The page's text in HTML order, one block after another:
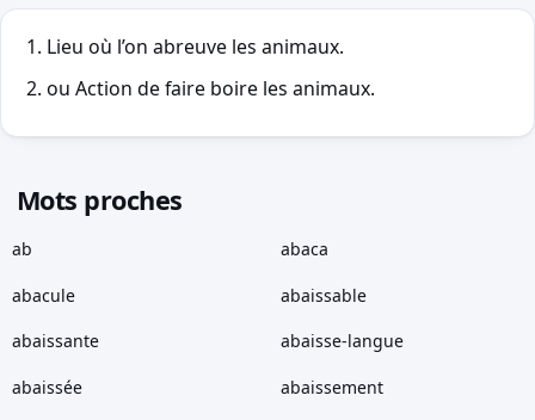
Lieu où l’on abreuve les animaux.
ou Action de faire boire les animaux.
Mots proches
ab abaca
abacule abaissable
abaissante abaisse-langue
abaissée abaissement